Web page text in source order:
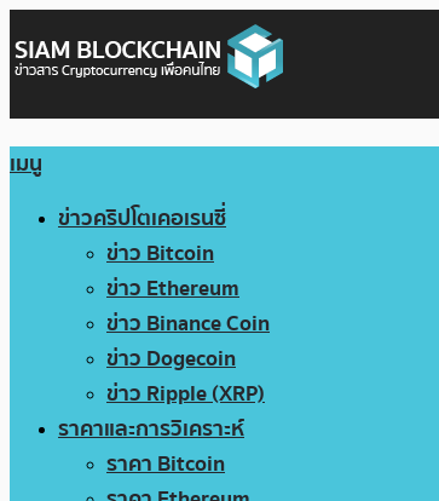
เมนู
ข่าวคริปโตเคอเรนซี่
ข่าว Bitcoin
ข่าว Ethereum
ข่าว Binance Coin
ข่าว Dogecoin
ข่าว Ripple (XRP)
ราคาและการวิเคราะห์
ราคา Bitcoin